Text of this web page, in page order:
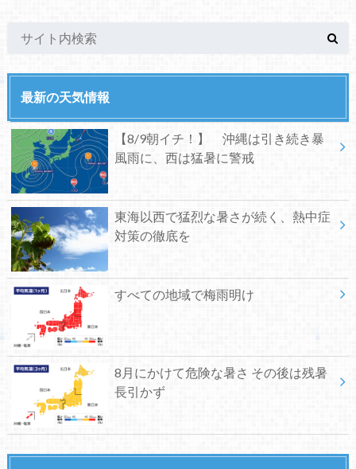
最新の天気情報
【8/9朝イチ！】 沖縄は引き続き暴
風雨に、西は猛暑に警戒
東海以西で猛烈な暑さが続く、熱中症
対策の徹底を
すべての地域で梅雨明け
8月にかけて危険な暑さ その後は残暑
長引かず